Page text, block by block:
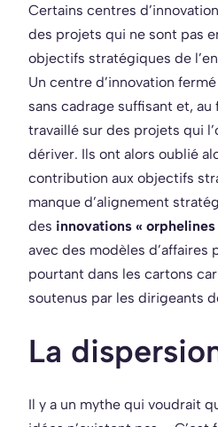
Certains centres
des projets qui ne sont pas
objectifs stratégiques de
Un centre d’innovation
sans cadrage suffisant et, au
travaillé sur des projets qui
dériver. Ils ont alors oublié
contribution aux objectifs
manque d’alignement
des innovations « orphelines
avec des modèles
pourtant dans les cartons
soutenus par les dirigeants
La
Il y a un mythe qui voudrait